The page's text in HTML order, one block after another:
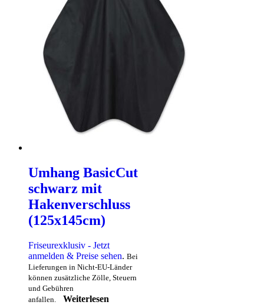
Umhang BasicCut
schwarz mit
Hakenverschluss
(125x145cm)
Friseurexklusiv - Jetzt
anmelden & Preise sehen. Bei
Lieferungen in Nicht-EU-Länder
können zusätzliche Zölle, Steuern
und Gebühren
anfallen.
Weiterlesen